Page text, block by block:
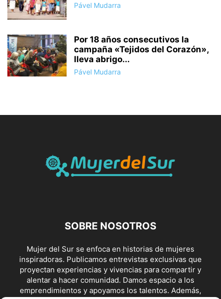
Pável Mudarra
Por 18 años consecutivos la
campaña «Tejidos del Corazón»,
lleva abrigo...
Pável Mudarra
SOBRE NOSOTROS
Mujer del Sur se enfoca en historias de mujeres
inspiradoras. Publicamos entrevistas exclusivas que
proyectan experiencias y vivencias para compartir y
alentar a hacer comunidad. Damos espacio a los
emprendimientos y apoyamos los talentos. Además,